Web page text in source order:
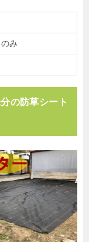
み
の防草シート